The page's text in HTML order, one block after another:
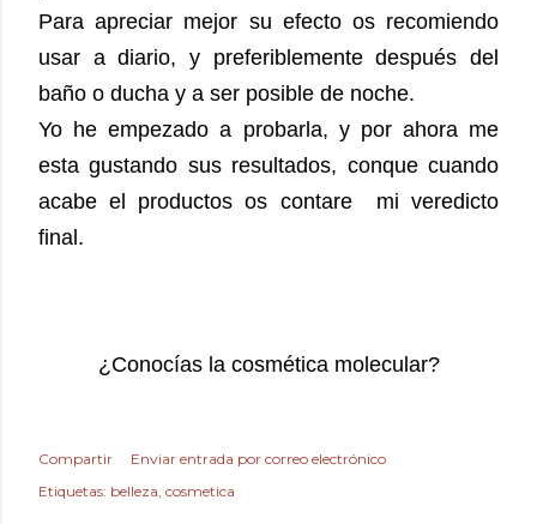
Para apreciar mejor su efecto os recomiendo
usar a diario, y preferiblemente después del
baño o ducha y a ser posible de noche.
Yo he empezado a probarla, y por ahora me
esta gustando sus resultados, conque cuando
acabe el productos os contare mi veredicto
final.
¿Conocías la cosmética molecular?
Compartir
Enviar entrada por correo electrónico
Etiquetas: belleza cosmetica